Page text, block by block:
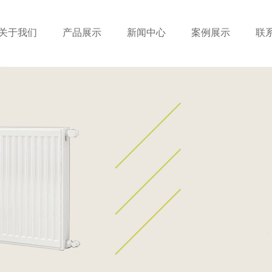
于我们 产品展示 新闻中心 案例展示 联